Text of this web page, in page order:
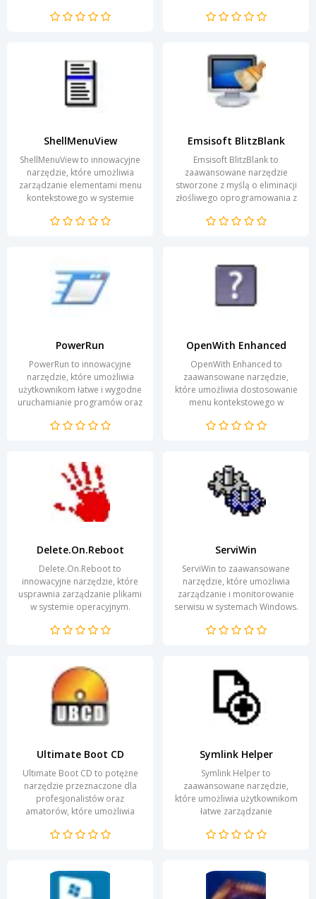
organizować swoje pliki...
Windows. Dzięki swojej
ShellMenuView
ShellMenuView to innowacyjne
narzędzie, które umożliwia
zarządzanie elementami menu
kontekstowego w systemie
użytkownicy mają...
Emsisoft BlitzBlank
Emsisoft BlitzBlank to
zaawansowane narzędzie
stworzone z myślą o eliminacji
złośliwego oprogramowania z
innowacyjnemu podejściu,
PowerRun
PowerRun to innowacyjne
narzędzie, które umożliwia
użytkownikom łatwe i wygodne
uruchamianie programów oraz
administratora. Dzięki swojej...
OpenWith Enhanced
OpenWith Enhanced to
zaawansowane narzędzie,
które umożliwia dostosowanie
menu kontekstowego w
znacznie ułatwia życie...
Delete.On.Reboot
Delete.On.Reboot to
innowacyjne narzędzie, które
usprawnia zarządzanie plikami
w systemie operacyjnym.
usuwania niechcianych
ServiWin
ServiWin to zaawansowane
narzędzie, które umożliwia
zarządzanie i monitorowanie
serwisu w systemach Windows.
użytkownikom
Ultimate Boot CD
Ultimate Boot CD to potężne
narzędzie przeznaczone dla
profesjonalistów oraz
amatorów, które umożliwia
systemów komputerowych....
Symlink Helper
Symlink Helper to
zaawansowane narzędzie,
które umożliwia użytkownikom
łatwe zarządzanie
w systemie operacyjnym.